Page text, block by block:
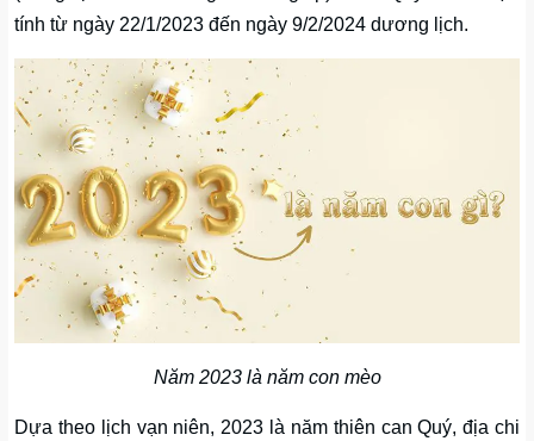
tính từ ngày 22/1/2023 đến ngày 9/2/2024 dương lịch.
Năm 2023 là năm con mèo
Dựa theo lịch vạn niên, 2023 là năm thiên can Quý, địa chi